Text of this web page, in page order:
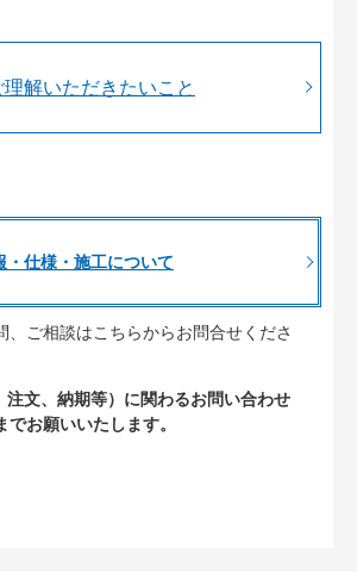
理解いただきたいこと
・仕様・施工について
、ご相談はこちらからお問合せくださ
文、納期等）に関わるお問い合わせ
でお願いいたします。